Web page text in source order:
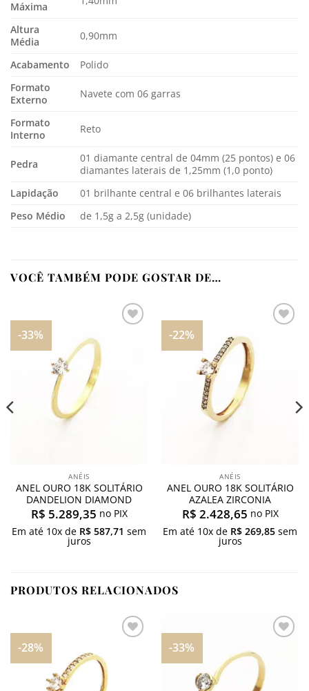
Máxima
Altura
Média
0,90mm
Acabamento
Polido
Formato
Externo
Navete com 06 garras
Formato
Interno
Reto
Pedra
01 diamante central de 04mm (25 pontos) e 06
diamantes laterais de 1,25mm (1,0 ponto)
Lapidação
01 brilhante central e 06 brilhantes laterais
Peso Médio
de 1,5g a 2,5g (unidade)
VOCÊ TAMBÉM PODE GOSTAR DE…
-33%
ANÉIS
ANEL OURO 18K SOLITÁRIO
DANDELION DIAMOND
R$ 5.289,35 no PIX
Em até 10x de R$ 587,71 sem
juros
-22%
ANÉIS
ANEL OURO 18K SOLITÁRIO
AZALEA ZIRCONIA
R$ 2.428,65 no PIX
Em até 10x de R$ 269,85 sem
juros
PRODUTOS RELACIONADOS
-28% -33%
meus
desejos